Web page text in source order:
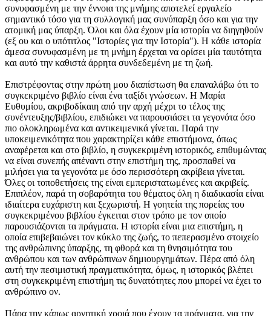
συνυφασμένη με την έννοια της μνήμης αποτελεί εργαλείο
σημαντικό τόσο για τη συλλογική μας συνύπαρξη όσο και για την
ατομική μας ύπαρξη. Όλοι και όλα έχουν μία ιστορία να διηγηθούν
(εξ ου και ο υπότιτλος "Ιστορίες για την Ιστορία"). Η κάθε ιστορία
άμεσα συνυφασμένη με τη μνήμη έρχεται να ορίσει μία ταυτότητα
και αυτό την καθιστά άρρητα συνδεδεμένη με τη ζωή.
Επιστρέφοντας στην πρώτη μου διαπίστωση θα επαναλάβω ότι το
συγκεκριμένο βιβλίο είναι ένα ταξίδι γνώσεων. Η Μαρία
Ευθυμίου, ακριβοδίκαιη από την αρχή μέχρι το τέλος της
συνέντευξης/βιβλίου, επιδιώκει να παρουσιάσει τα γεγονότα όσο
πιο ολοκληρωμένα και αντικειμενικά γίνεται. Παρά την
υποκειμενικότητα που χαρακτηρίζει κάθε επιστήμονα, όπως
αναφέρεται και στο βιβλίο, η συγκεκριμένη ιστορικός, επιθυμώντας
να είναι συνεπής απέναντι στην επιστήμη της, προσπαθεί να
μιλήσει για τα γεγονότα με όσο περισσότερη ακρίβεια γίνεται.
Όλες οι τοποθετήσεις της είναι εμπεριστατωμένες και ακριβείς.
Επιπλέον, παρά τη σοβαρότητα του θέματος όλη η διαδικασία είναι
ιδιαίτερα ευχάριστη και ξεχωριστή. Η γοητεία της πορείας του
συγκεκριμένου βιβλίου έγκειται στον τρόπο με τον οποίο
παρουσιάζονται τα πράγματα. Η ιστορία είναι μια επιστήμη, η
οποία επιβεβαιώνει τον κύκλο της ζωής, το πεπερασμένο στοιχείο
της ανθρώπινης ύπαρξης, τη φθορά και τη θνησιμότητα του
ανθρώπου και των ανθρώπινων δημιουργημάτων. Πέρα από όλη
αυτή την πεσιμιστική πραγματικότητα, όμως, η ιστορικός βλέπει
στη συγκεκριμένη επιστήμη τις δυνατότητες που μπορεί να έχει το
ανθρώπινο ον.
Πάρα την κάπως αρνητική χροιά που έχουν τα πράγματα, για την